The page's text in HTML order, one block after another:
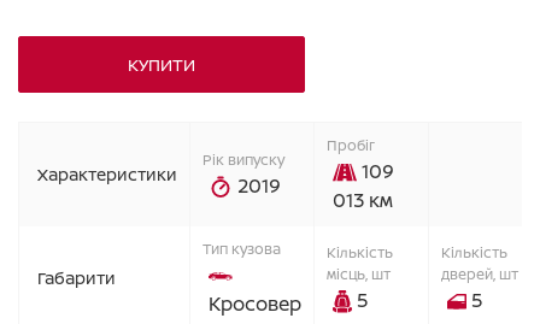
КУПИТИ
Характеристики
Рік випуску
2019
Пробіг
109
013 км
Габарити
Тип кузова
Кросовер
Кiлькiсть
мiсць, шт
5
Кiлькiсть
дверей, шт
5